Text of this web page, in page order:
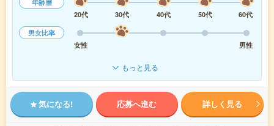
年齢層
20代
30代 40代 50代
60代
男女比率
女性
男性
もっと見る
気になる! 応募へ進む 詳しく見る